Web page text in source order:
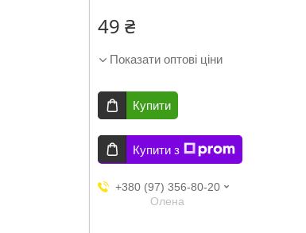
49 ₴
Показати оптові ціни
Купити
Купити з
+380 (97) 356-80-20
Олена